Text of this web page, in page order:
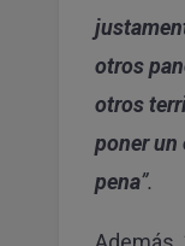
otros
otros
poner un
pena”.